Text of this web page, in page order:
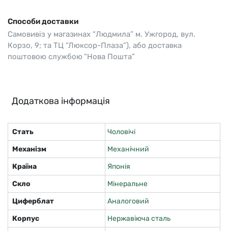
Способи доставки
Самовивіз у магазинах “Людмила” м. Ужгород, вул.
Корзо, 9; та ТЦ “Люксор-Плаза”), або доставка
поштовою службою “Нова Пошта”
Додаткова інформація
Стать
Чоловічі
Механізм
Механічний
Країна
Японія
Скло
Мінеральне
Циферблат
Аналоговий
Корпус
Нержавіюча сталь